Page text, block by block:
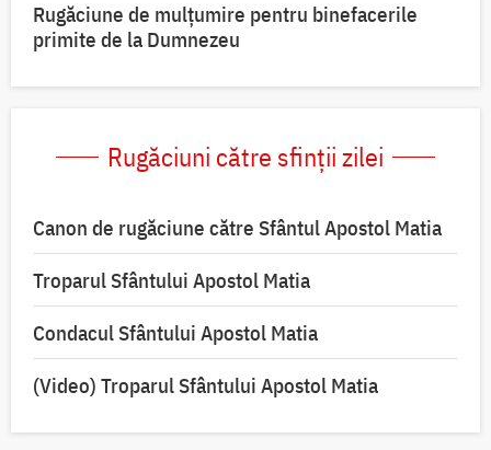
Rugăciune de mulțumire pentru binefacerile
primite de la Dumnezeu
Rugăciuni către sfinții zilei
Canon de rugăciune către Sfântul Apostol Matia
Troparul Sfântului Apostol Matia
Condacul Sfântului Apostol Matia
(Video) Troparul Sfântului Apostol Matia